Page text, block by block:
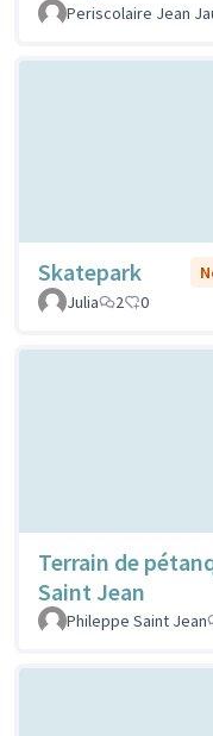
Periscolaire Jean
Skatepark
Julia
2 0
Terrain de
Saint Jean
Phileppe Saint Jean